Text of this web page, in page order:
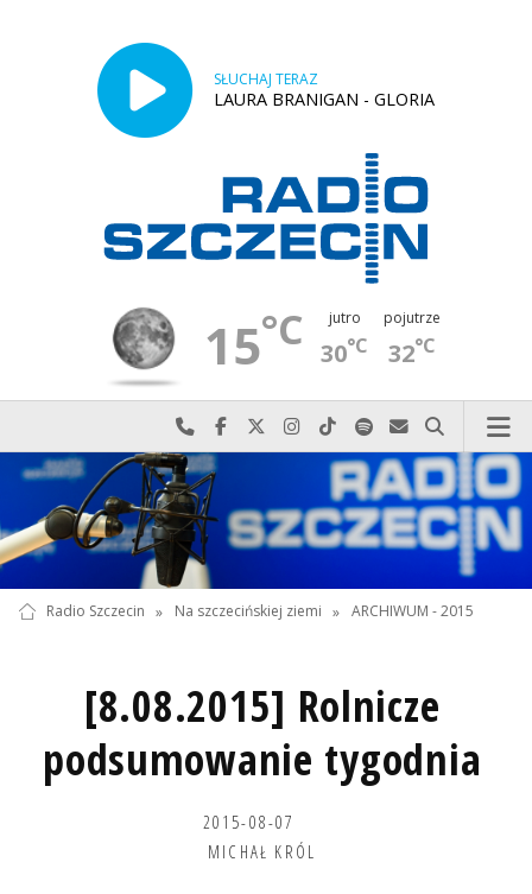
SŁUCHAJ TERAZ
LAURA BRANIGAN - GLORIA
15°C jutro
30°C
pojutrze
32°C
Najlepiej po prostu do nas zadzwoń
Odwiedź nas na Facebook-u
Odwiedź nas na X
Odwiedź nas na Instagram-ie
Odwiedź nas na TikTok-u
Szukaj nas na Spotify
Wyślij do nas
Szukaj
Radio Szczecin » Na szczecińskiej ziemi » ARCHIWUM - 2015
[8.08.2015] Rolnicze
podsumowanie tygodnia
2015-08-07
MICHAŁ KRÓL